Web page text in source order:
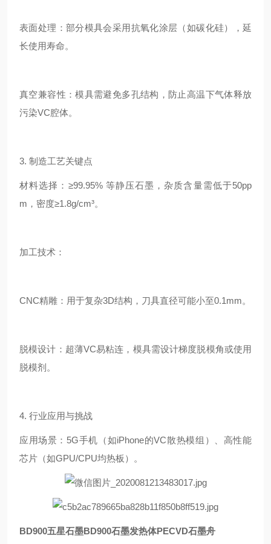
表面处理：部分模具会采用抗氧化涂层（如碳化硅），延
长使用寿命。
真空兼容性：模具需避免多孔结构，防止高温下气体释放
污染VC腔体。
3. 制造工艺关键点
材料选择：≥99.95% 等静压石墨，杂质含量需低于50pp
m，密度≥1.8g/cm³。
加工技术：
CNC精雕：用于复杂3D结构，刀具直径可能小至0.1mm。
脱模设计：超薄VC易粘连，模具需设计梯度脱模角或使用
脱模剂。
4. 行业应用与挑战
应用场景：5G手机（如iPhone的VC散热模组）、高性能
芯片（如GPU/CPU均热板）。
BD900五星石墨BD900石墨发热体PECVD石墨舟